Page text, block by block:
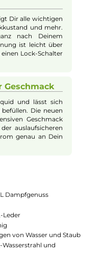
Top Airflow, der dank
Geschmack und dichte
sind zwei Dual Mesh Coils
und gleichmäßige
ermöglichen. Insgesamt
Ultra Kit mit einer robusten
und starker Leistung für
wie kein
gebaut, um viel
wasserdicht und sogar
Du Deine E-Zigarette
wenn mal etwas
Nutzung
nachladen zu
doch leer ist, lädst Du
Kabel wieder auf. Die
Watt sorgt zudem